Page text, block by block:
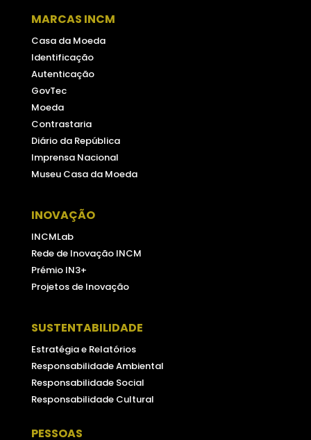
MARCAS INCM
Casa da Moeda
Identificação
Autenticação
GovTec
Moeda
Contrastaria
Diário da República
Imprensa Nacional
Museu Casa da Moeda
INOVAÇÃO
INCMLab
Rede de Inovação INCM
Prémio IN3+
Projetos de Inovação
SUSTENTABILIDADE
Estratégia e Relatórios
Responsabilidade Ambiental
Responsabilidade Social
Responsabilidade Cultural
PESSOAS